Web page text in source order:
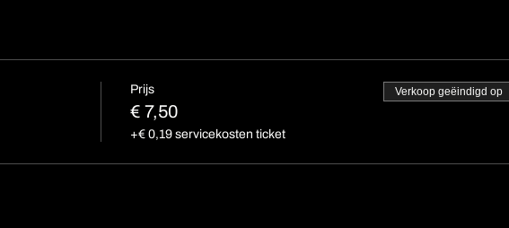
Prijs
€ 7,50
+€ 0,19 servicekosten ticket
Verkoop geëindigd op